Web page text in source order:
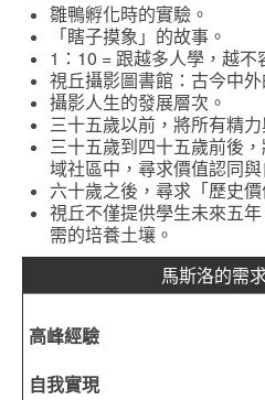
雛鴨孵化時的實驗。
「瞎子摸象」的故事。
1：10 = 跟越多人學，越不
視丘攝影圖書館：古今中
攝影人生的發展層次。
三十五歲以前，將所有精
三十五歲到四十五歲前後
域社區中，尋求價值認同與
六十歲之後，尋求「歷史
視丘不僅提供學生未來五
需的培養土壤。
馬斯洛的需
高峰經驗
自我實現